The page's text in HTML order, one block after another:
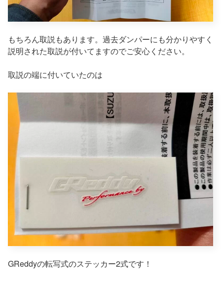
もちろん取説もあります。過去ダンパーにも分かりやすく
説明された取説が付いてますのでご安心ください。
取説の端に付いていたのは
GReddyの転写式のステッカー2式です！